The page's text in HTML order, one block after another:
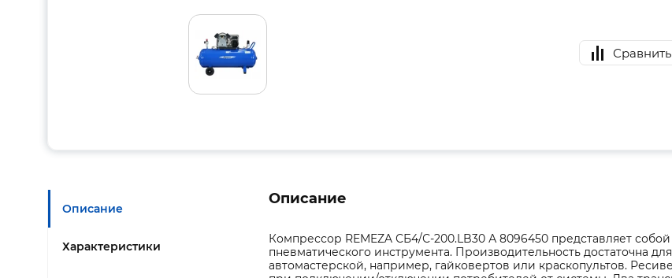
Сравнить
Описание
Характеристики
Описание
Компрессор REMEZA СБ4/С-200.LB30 А 8096450 представляет
пневматического инструмента. Производительность достаточна
автомастерской, например, гайковертов или краскопультов.